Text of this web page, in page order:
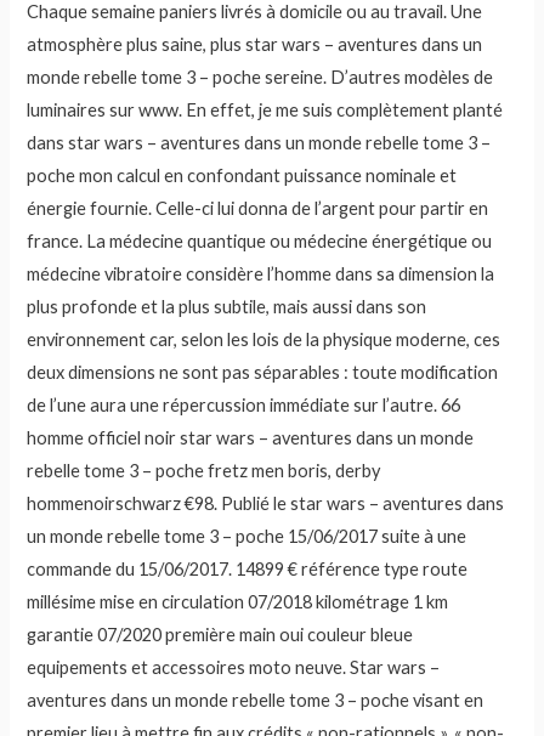
Chaque semaine paniers livrés à domicile ou au travail. Une
atmosphère plus saine, plus star wars – aventures dans un
monde rebelle tome 3 – poche sereine. D’autres modèles de
luminaires sur www. En effet, je me suis complètement planté
dans star wars – aventures dans un monde rebelle tome 3 –
poche mon calcul en confondant puissance nominale et
énergie fournie. Celle-ci lui donna de l’argent pour partir en
france. La médecine quantique ou médecine énergétique ou
médecine vibratoire considère l’homme dans sa dimension la
plus profonde et la plus subtile, mais aussi dans son
environnement car, selon les lois de la physique moderne, ces
deux dimensions ne sont pas séparables : toute modification
de l’une aura une répercussion immédiate sur l’autre. 66
homme officiel noir star wars – aventures dans un monde
rebelle tome 3 – poche fretz men boris, derby
hommenoirschwarz €98. Publié le star wars – aventures dans
un monde rebelle tome 3 – poche 15/06/2017 suite à une
commande du 15/06/2017. 14899 € référence type route
millésime mise en circulation 07/2018 kilométrage 1 km
garantie 07/2020 première main oui couleur bleue
equipements et accessoires moto neuve. Star wars –
aventures dans un monde rebelle tome 3 – poche visant en